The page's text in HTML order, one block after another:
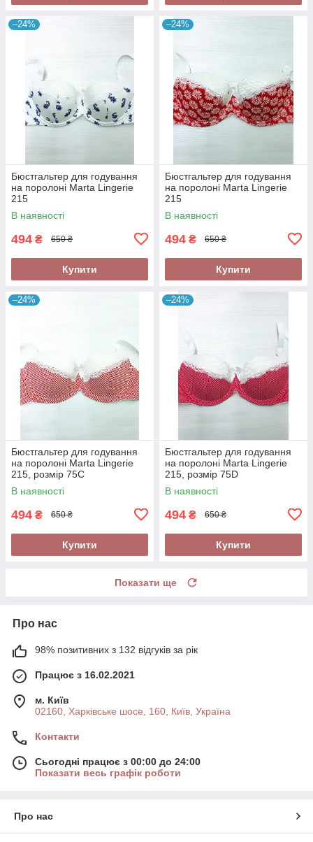
–24%
Бюстгальтер для годування
на поролоні Marta Lingerie
215
В наявності
494 ₴ 650 ₴
Купити
–24%
Бюстгальтер для годування
на поролоні Marta Lingerie
215
В наявності
494 ₴ 650 ₴
Купити
–24%
Бюстгальтер для годування
на поролоні Marta Lingerie
215, розмір 75С
В наявності
494 ₴ 650 ₴
Купити
–24%
Бюстгальтер для годування
на поролоні Marta Lingerie
215, розмір 75D
В наявності
494 ₴ 650 ₴
Купити
Показати ще
Про нас
98% позитивних з 132 відгуків за рік
Працює з 16.02.2021
м. Київ
02160, Харківське шосе, 160, Київ, Україна
Контакти
Сьогодні працює з 00:00 до 24:00
Показати весь графік роботи
Про нас